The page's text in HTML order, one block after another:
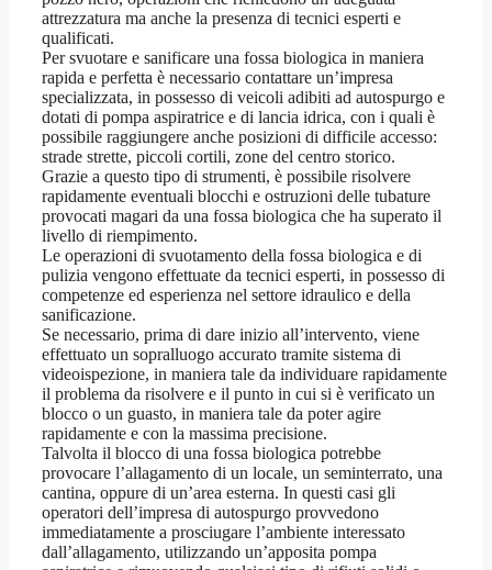
attrezzatura ma anche la presenza di tecnici esperti e
qualificati.
Per svuotare e sanificare una fossa biologica in maniera
rapida e perfetta è necessario contattare un’impresa
specializzata, in possesso di veicoli adibiti ad autospurgo e
dotati di pompa aspiratrice e di lancia idrica, con i quali è
possibile raggiungere anche posizioni di difficile accesso:
strade strette, piccoli cortili, zone del centro storico.
Grazie a questo tipo di strumenti, è possibile risolvere
rapidamente eventuali blocchi e ostruzioni delle tubature
provocati magari da una fossa biologica che ha superato il
livello di riempimento.
Le operazioni di svuotamento della fossa biologica e di
pulizia vengono effettuate da tecnici esperti, in possesso di
competenze ed esperienza nel settore idraulico e della
sanificazione.
Se necessario, prima di dare inizio all’intervento, viene
effettuato un sopralluogo accurato tramite sistema di
videoispezione, in maniera tale da individuare rapidamente
il problema da risolvere e il punto in cui si è verificato un
blocco o un guasto, in maniera tale da poter agire
rapidamente e con la massima precisione.
Talvolta il blocco di una fossa biologica potrebbe
provocare l’allagamento di un locale, un seminterrato, una
cantina, oppure di un’area esterna. In questi casi gli
operatori dell’impresa di autospurgo provvedono
immediatamente a prosciugare l’ambiente interessato
dall’allagamento, utilizzando un’apposita pompa